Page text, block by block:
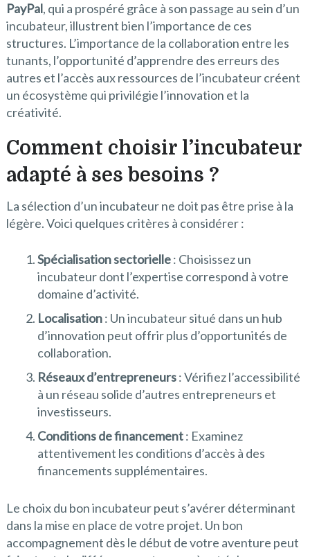
PayPal, qui a prospéré grâce à son passage au sein d’un
incubateur, illustrent bien l’importance de ces
structures. L’importance de la collaboration entre les
tunants, l’opportunité d’apprendre des erreurs des
autres et l’accès aux ressources de l’incubateur créent
un écosystème qui privilégie l’innovation et la
créativité.
Comment choisir l’incubateur
adapté à ses besoins ?
La sélection d’un incubateur ne doit pas être prise à la
légère. Voici quelques critères à considérer :
Spécialisation sectorielle: Choisissez un
incubateur dont l’expertise correspond à votre
domaine d’activité.
Localisation: Un incubateur situé dans un hub
d’innovation peut offrir plus d’opportunités de
collaboration.
Réseaux d’entrepreneurs: Vérifiez l’accessibilité
à un réseau solide d’autres entrepreneurs et
investisseurs.
Conditions de financement: Examinez
attentivement les conditions d’accès à des
financements supplémentaires.
Le choix du bon incubateur peut s’avérer déterminant
dans la mise en place de votre projet. Un bon
accompagnement dès le début de votre aventure peut